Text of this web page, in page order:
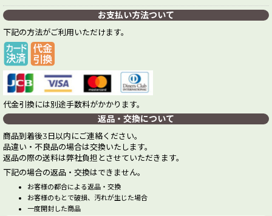
お支払い方法ついて
下記の方法がご利用いただけます。
代金引換には別途手数料がかかります。
返品・交換について
商品到着後3日以内にご連絡ください。
品違い・不良品の場合は交換いたします。
返品の際の送料は弊社負担とさせていただきます。
下記の場合の返品・交換はできません。
お客様の都合による返品・交換
お客様のもとで破損、汚れが生じた場合
一度開封した商品